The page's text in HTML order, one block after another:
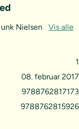
1
08. februar 2017
9788762817173
9788762815926
Nielsen Vis alle